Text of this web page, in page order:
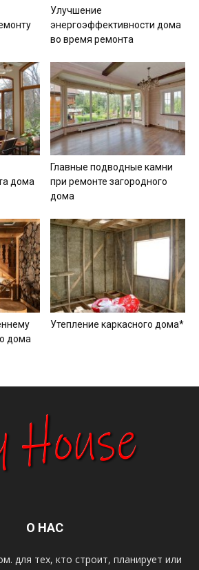
Улучшение
энергоэффективности дома
во время ремонта
дома
Главные подводные камни
при ремонте загородного
дома
дома
Утепление каркасного дома*
О НАС
для тех, кто строит, планирует или